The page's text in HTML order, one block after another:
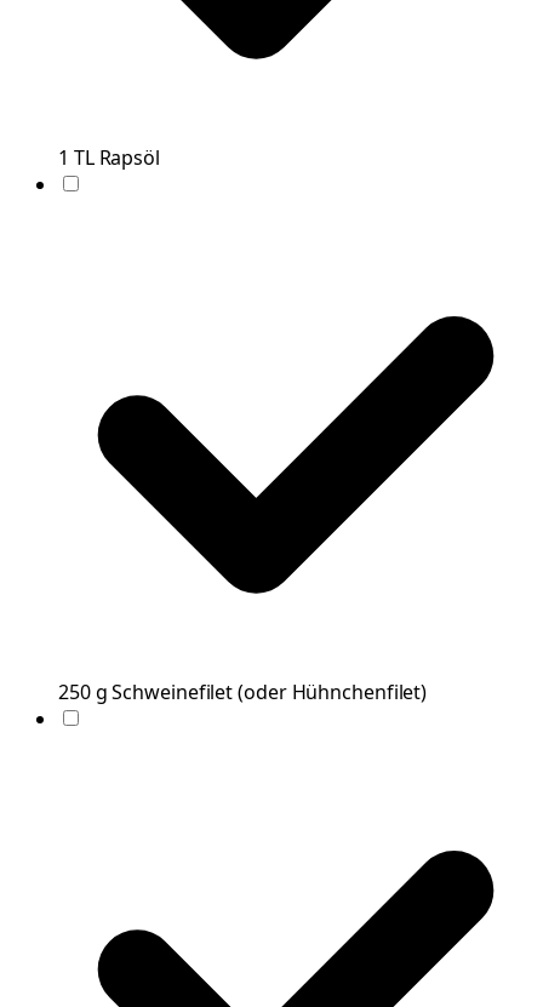
1 TL Rapsöl
250g Schweinefilet(oder Hühnchenfilet)